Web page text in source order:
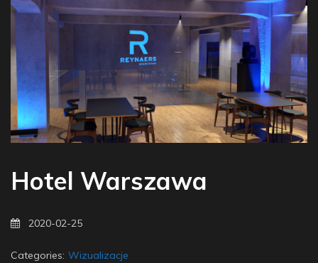
Hotel Warszawa
2020-02-25
Categories: Wizualizacje